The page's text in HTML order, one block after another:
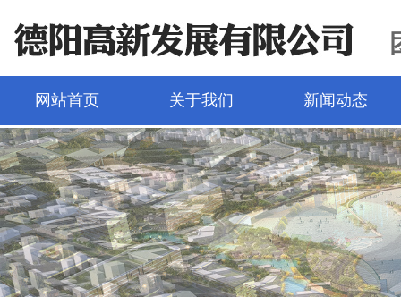
网站首页 关于我们 新闻动态